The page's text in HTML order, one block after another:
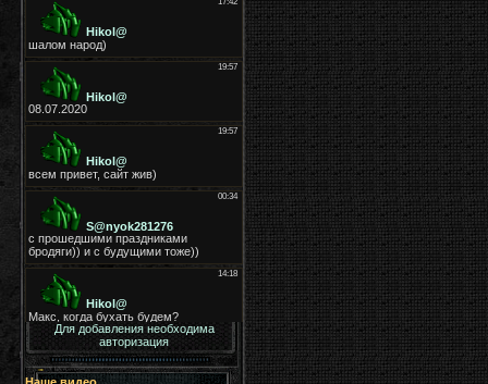
Для добавления необходима
авторизация